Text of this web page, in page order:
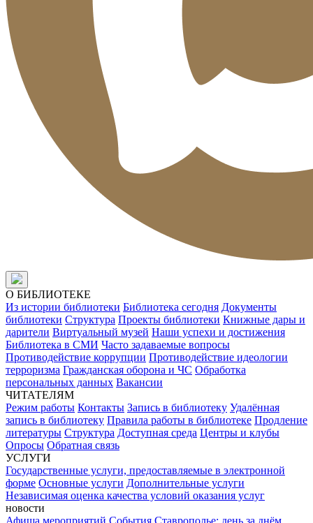
О БИБЛИОТЕКЕ
Из истории библиотеки Библиотека сегодня Документы
библиотеки Структура Проекты библиотеки Книжные дары и
дарители Виртуальный музей Наши успехи и достижения
Библиотека в СМИ Часто задаваемые вопросы
Противодействие коррупции Противодействие идеологии
терроризма Гражданская оборона и ЧС Обработка
персональных данных Вакансии
ЧИТАТЕЛЯМ
Режим работы Контакты Запись в библиотеку Удалённая
запись в библиотеку Правила работы в библиотеке Продление
литературы Структура Доступная среда Центры и клубы
Опросы Обратная связь
УСЛУГИ
Государственные услуги, предоставляемые в электронной
форме Основные услуги Дополнительные услуги
Независимая оценка качества условий оказания услуг
новости
Афиша мероприятий События Ставрополье: день за днём